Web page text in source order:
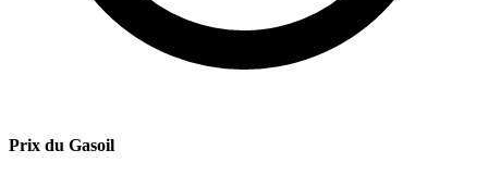
Prix du Gasoil